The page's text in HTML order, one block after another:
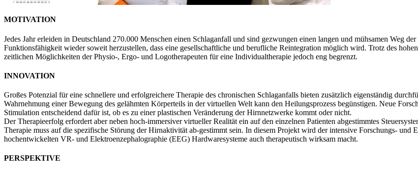
MOTIVATION
Jedes Jahr erleiden in Deutschland 270.000 Menschen einen Schlaganfall und sind gezwungen einen langen und mühsamen Weg
Funktionsfähigkeit wieder soweit herzustellen, dass eine gesellschaftliche und berufliche Reintegration möglich wird. Trotz des
zeitlichen Möglichkeiten der Physio-, Ergo- und Logotherapeuten für eine Individualtherapie jedoch eng begrenzt.
INNOVATION
Großes Potenzial für eine schnellere und erfolgreichere Therapie des chronischen Schlaganfalls bieten zusätzlich eigenständig
Wahrnehmung einer Bewegung des gelähmten Körperteils in der virtuellen Welt kann den Heilungsprozess begünstigen. Neue
Stimulation entscheidend dafür ist, ob es zu einer plastischen Veränderung der Hirnnetzwerke kommt oder nicht.
Der Therapieerfolg erfordert aber neben hoch-immersiver virtueller Realität ein auf den einzelnen Patienten abgestimmtes
Therapie muss auf die spezifische Störung der Hirnaktivität ab-gestimmt sein. In diesem Projekt wird der intensive Forschungs- und
hochentwickelten VR- und Elektroenzephalographie (EEG) Hardwaresysteme auch therapeutisch wirksam macht.
PERSPEKTIVE